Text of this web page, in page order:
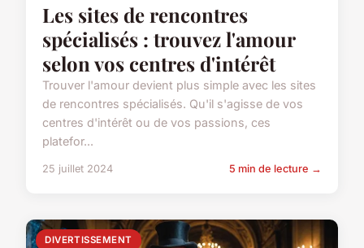
Les sites de rencontres
spécialisés : trouvez l'amour
selon vos centres d'intérêt
Trouver l'amour devient plus simple avec les sites
de rencontres spécialisés. Qu'il s'agisse de vos
centres d'intérêt ou de vos passions, ces
platefor...
25 juillet 2024 5 min de lecture →
DIVERTISSEMENT